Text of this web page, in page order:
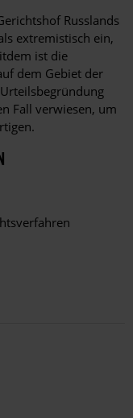
Russlands
extremistisch ein,
ist die
dem Gebiet der
Fall verwiesen, um